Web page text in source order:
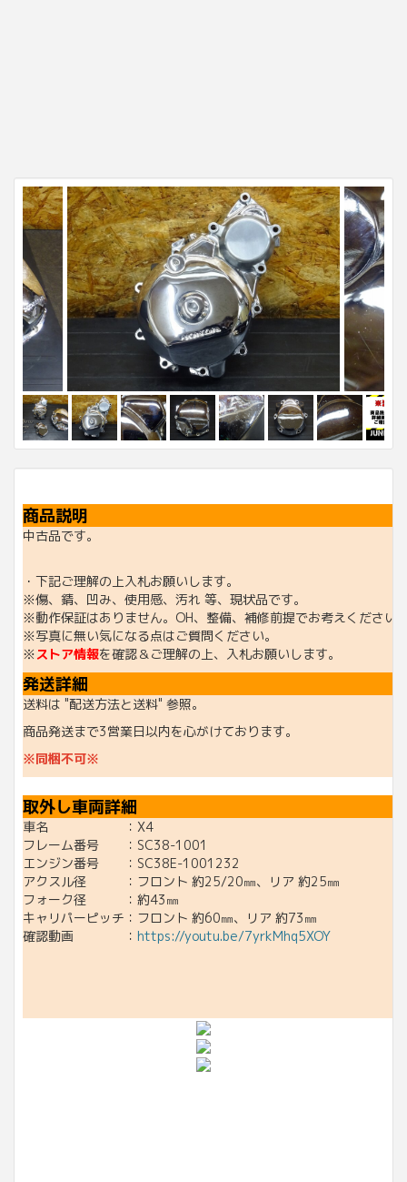
商品説明
中古品です。
・下記ご理解の上入札お願いします。
※傷、錆、凹み、使用感、汚れ 等、現状品です。
※動作保証はありません。OH、整備、補修前提でお考えください
※写真に無い気になる点はご質問ください。
※ストア情報を確認＆ご理解の上、入札お願いします。
発送詳細
送料は "配送方法と送料" 参照。
商品発送まで3営業日以内を心がけております。
※同梱不可※
取外し車両詳細
車名 ：X4
フレーム番号 ：SC38-1001
エンジン番号 ：SC38E-1001232
アクスル径 ：フロント 約25/20㎜、リア 約25㎜
フォーク径 ：約43㎜
キャリパーピッチ：フロント 約60㎜、リア 約73㎜
確認動画 ： https://youtu.be/7yrkMhq5XOY